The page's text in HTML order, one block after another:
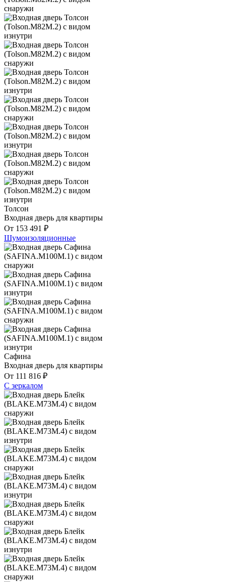
Толсон
Входная дверь для квартиры
От 153 491 ₽
Шумоизоляционные
Сафина
Входная дверь для квартиры
От 111 816 ₽
С зеркалом